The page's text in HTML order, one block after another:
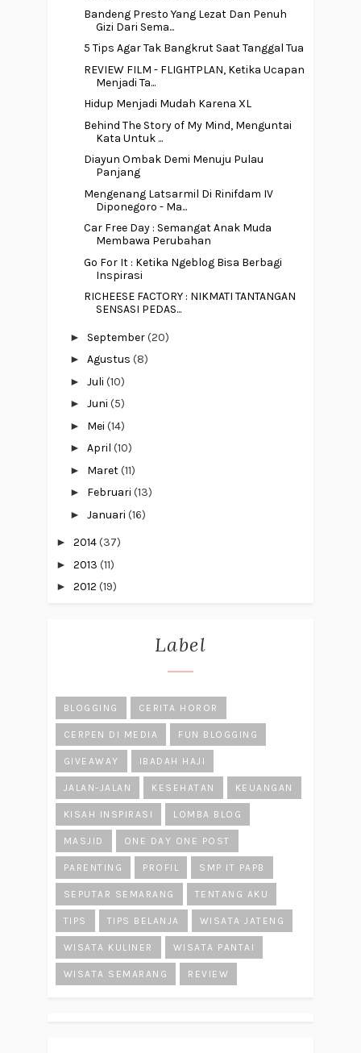
Bandeng Presto Yang Lezat Dan Penuh
Gizi Dari Sema...
5 Tips Agar Tak Bangkrut Saat Tanggal Tua
REVIEW FILM - FLIGHTPLAN, Ketika Ucapan
Menjadi Ta...
Hidup Menjadi Mudah Karena XL
Behind The Story of My Mind, Menguntai
Kata Untuk ...
Diayun Ombak Demi Menuju Pulau
Panjang
Mengenang Latsarmil Di Rinifdam IV
Diponegoro - Ma...
Car Free Day : Semangat Anak Muda
Membawa Perubahan
Go For It : Ketika Ngeblog Bisa Berbagi
Inspirasi
RICHEESE FACTORY : NIKMATI TANTANGAN
SENSASI PEDAS...
► September(20)
► Agustus (8)
► Juli (10)
► Juni (5)
► Mei (14)
► April (10)
► Maret(11)
► Februari (13)
► Januari (16)
► 2014(37)
► 2013 (11)
► 2012 (19)
Label
BLOGGING CERITA HOROR
CERPEN DI MEDIA FUN BLOGGING
GIVEAWAY IBADAH HAJI
JALAN-JALAN KESEHATAN KEUANGAN
KISAH INSPIRASI LOMBA BLOG
MASJID ONE DAY ONE POST
PARENTING PROFIL SMP IT PAPB
SEPUTAR SEMARANG TENTANG AKU
TIPS TIPS BELANJA WISATA JATENG
WISATA KULINER WISATA PANTAI
WISATA SEMARANG REVIEW